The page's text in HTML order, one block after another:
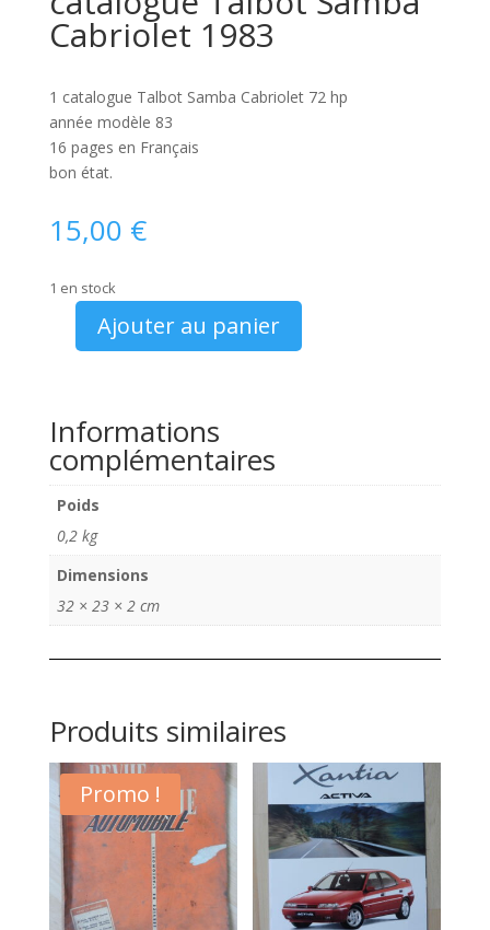
Cabriolet 1983
1 catalogue Talbot Samba Cabriolet 72 hp
année modèle 83
16 pages en Français
bon état.
15,00 €
1 en stock
quantité
Samba
Cabriolet
1983
Ajouter au panier
Informations
complémentaires
Poids
0,2 kg
Dimensions
32 × 23 × 2 cm
Produits similaires
Promo !